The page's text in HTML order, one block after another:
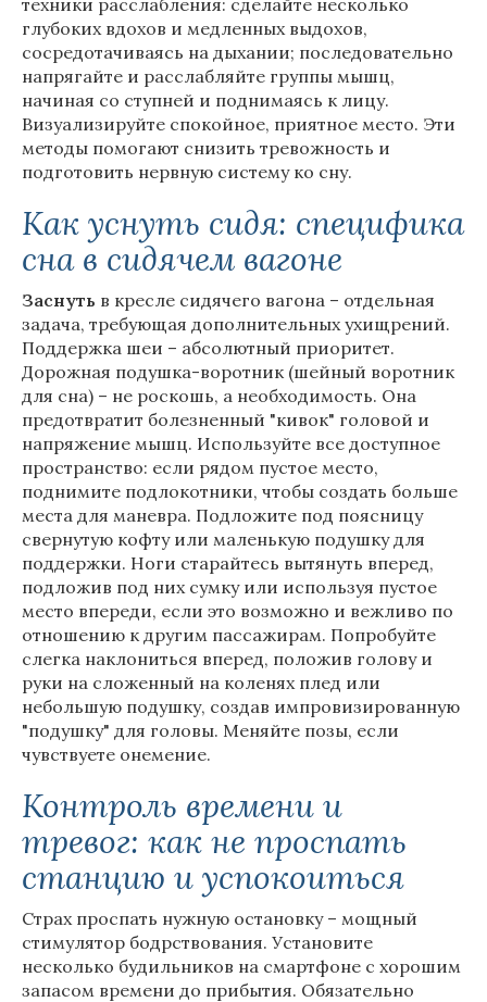
техники расслабления: сделайте несколько
глубоких вдохов и медленных выдохов,
сосредотачиваясь на дыхании; последовательно
напрягайте и расслабляйте группы мышц,
начиная со ступней и поднимаясь к лицу.
Визуализируйте спокойное, приятное место. Эти
методы помогают снизить тревожность и
подготовить нервную систему ко сну.
Как уснуть сидя: специфика
сна в сидячем вагоне
Заснуть в кресле сидячего вагона – отдельная
задача, требующая дополнительных ухищрений.
Поддержка шеи – абсолютный приоритет.
Дорожная подушка-воротник (шейный воротник
для сна) – не роскошь, а необходимость. Она
предотвратит болезненный "кивок" головой и
напряжение мышц. Используйте все доступное
пространство: если рядом пустое место,
поднимите подлокотники, чтобы создать больше
места для маневра. Подложите под поясницу
свернутую кофту или маленькую подушку для
поддержки. Ноги старайтесь вытянуть вперед,
подложив под них сумку или используя пустое
место впереди, если это возможно и вежливо по
отношению к другим пассажирам. Попробуйте
слегка наклониться вперед, положив голову и
руки на сложенный на коленях плед или
небольшую подушку, создав импровизированную
"подушку" для головы. Меняйте позы, если
чувствуете онемение.
Контроль времени и
тревог: как не проспать
станцию и успокоиться
Страх проспать нужную остановку – мощный
стимулятор бодрствования. Установите
несколько будильников на смартфоне с хорошим
запасом времени до прибытия. Обязательно